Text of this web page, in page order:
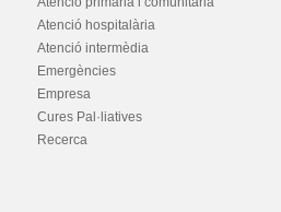
Atenció hospitalària
Atenció intermèdia
Emergències
Empresa
Cures Pal·liatives
Recerca